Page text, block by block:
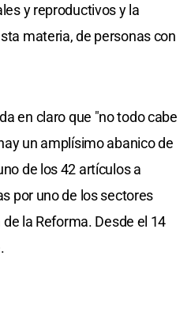
y reproductivos y la
materia, de personas con
en claro que "no todo cabe
un amplísimo abanico de
de los 42 artículos a
por uno de los sectores
la Reforma. Desde el 14